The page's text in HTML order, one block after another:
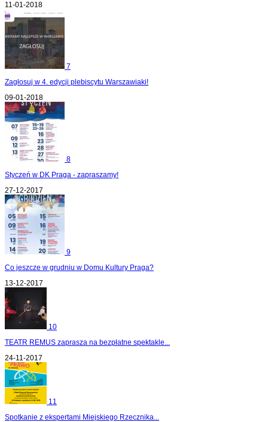
11-01-2018
7
Zagłosuj w 4. edycji plebiscytu Warszawiaki!
09-01-2018
8
Styczeń w DK Praga - zapraszamy!
27-12-2017
9
Co jeszcze w grudniu w Domu Kultury Praga?
13-12-2017
10
TEATR REMUS zaprasza na bezpłatne spektakle...
24-11-2017
11
Spotkanie z ekspertami Miejskiego Rzecznika...